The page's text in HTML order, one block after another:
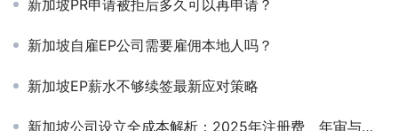
新加坡PR申请被拒后多久可以再申请？
新加坡自雇EP公司需要雇佣本地人吗？
新加坡EP薪水不够续签最新应对策略
新加坡公司设立全成本解析：2025年注册费、年审与税务优化清单